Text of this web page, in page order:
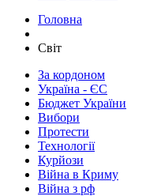
Головна
Світ
За кордоном
Україна - ЄС
Бюджет України
Вибори
Протести
Технології
Курйози
Війна в Криму
Війна з рф